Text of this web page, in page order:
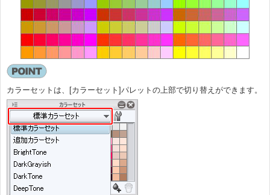
カラーセットは、[カラーセット]パレットの上部で切り替えができます。